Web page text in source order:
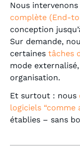
Nous
complète (End-
conception
Sur demande,
certaines tâches
mode
organisation.
Et surtout : nous
logiciels “comme
établies – sans